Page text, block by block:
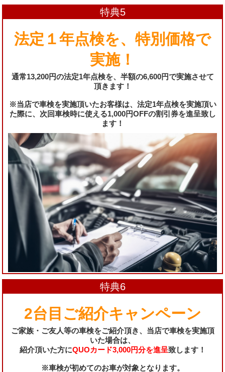
特典5
法定１年点検を、特別価格で
実施！
通常13,200円の法定1年点検を、半額の6,600円で実施させて
頂きます！
※当店で車検を実施頂いたお客様は、法定1年点検を実施頂い
た際に、次回車検時に使える1,000円OFFの割引券を進呈致し
ます！
特典6
2台目ご紹介キャンペーン
ご家族・ご友人等の車検をご紹介頂き、当店で車検を実施頂
いた場合は、
紹介頂いた方にQUOカード3,000円分を進呈致します！
※車検が初めてのお車が対象となります。